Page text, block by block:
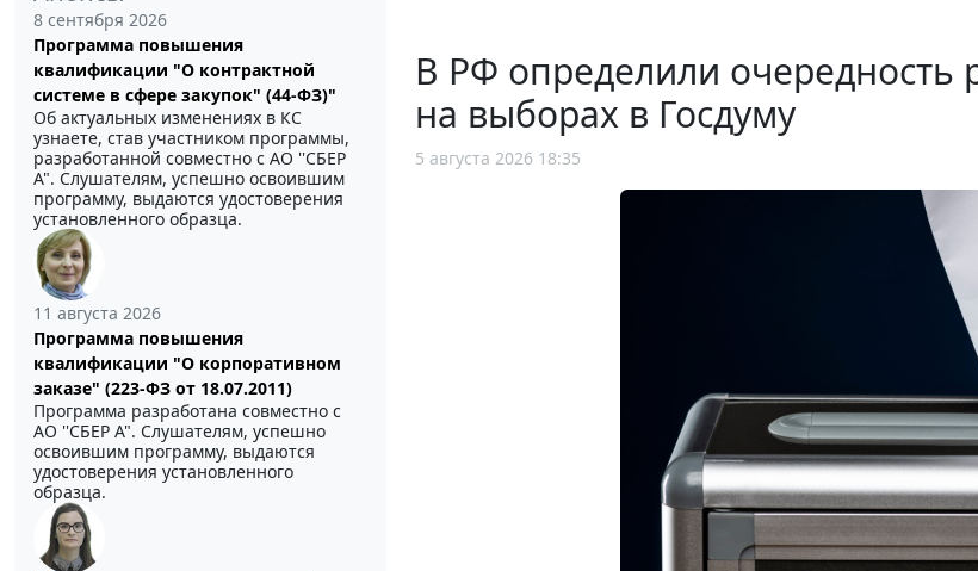
8 сентября 2026
Программа повышения
квалификации "О контрактной
системе в сфере закупок" (44-ФЗ)"
Об актуальных изменениях в КС
узнаете, став участником программы,
разработанной совместно с АО ''СБЕР
А". Слушателям, успешно освоившим
программу, выдаются удостоверения
установленного образца.
11 августа 2026
Программа повышения
квалификации "О корпоративном
заказе" (223-ФЗ от 18.07.2011)
Программа разработана совместно с
АО ''СБЕР А". Слушателям, успешно
освоившим программу, выдаются
удостоверения установленного
образца.
В РФ определили
на выборах в Госдуму
5 августа 2026 18:35